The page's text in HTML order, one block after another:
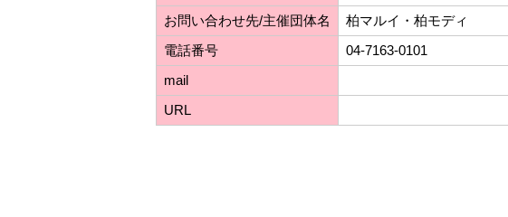
お問い合わせ先/主催団体名
柏マルイ・柏モディ
電話番号
04-7163-0101
mail
URL